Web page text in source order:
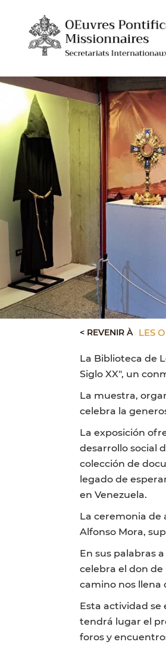
< REVENIR À LES
La Biblioteca de
Siglo XX", un
La muestra,
celebra la
La exposición
desarrollo social
colección de
legado de
en Venezuela.
La ceremonia de
Alfonso Mora,
En sus palabras
celebra el don
camino nos llena
Esta actividad se
tendrá lugar el
foros y